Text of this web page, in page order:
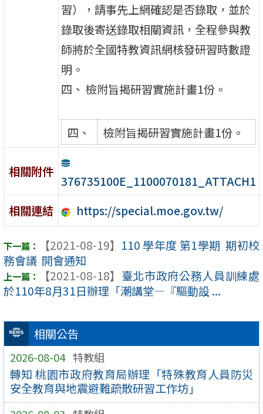
相關公告
2026-08-04 特教組
轉知 桃園市政府教育局辦理「特殊教育人員防災
安全教育與地震避難疏散研習工作坊」
習），請事先上網確認是否錄取，並於
錄取後寄送錄取相關資訊，全程參與教
師將於全國特教資訊網核發研習時數證
明。
四、 檢附旨揭研習實施計畫1份。
四、 檢附旨揭研習實施計畫1份。
相關附件
376735100E_1100070181_ATTACH1
相關連結
https://special.moe.gov.tw/
【2021-08-19】 110 學年度 第1學期 期初校
務會議 開會通知
【2021-08-18】 臺北市政府公務人員訓練處
於110年8月31日辦理「潮講堂—『驅動設 ...